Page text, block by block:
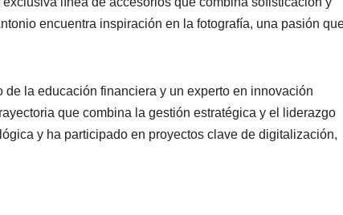
encuentra inspiración en la fotografía, una pasión
la educación financiera y un experto en innovación
que combina la gestión estratégica y el liderazgo
y ha participado en proyectos clave de digitalización,